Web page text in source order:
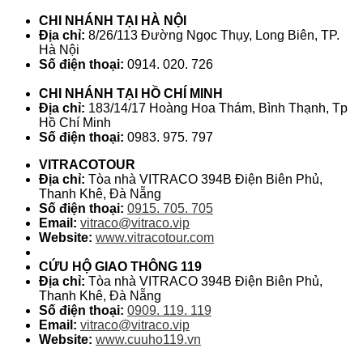
CHI NHÁNH TẠI HÀ NỘI
Địa chỉ: 8/26/113 Đường Ngọc Thụy, Long Biên, TP.
Hà Nội
Số điện thoại: 0914. 020. 726
CHI NHÁNH TẠI HỒ CHÍ MINH
Địa chỉ: 183/14/17 Hoàng Hoa Thám, Bình Thạnh, Tp
Hồ Chí Minh
Số điện thoại: 0983. 975. 797
VITRACOTOUR
Địa chỉ: Tòa nhà VITRACO 394B Điện Biên Phủ,
Thanh Khê, Đà Nẵng
Số điện thoại: 0915. 705. 705
Email: vitraco@vitraco.vip
Website: www.vitracotour.com
CỨU HỘ GIAO THÔNG 119
Địa chỉ: Tòa nhà VITRACO 394B Điện Biên Phủ,
Thanh Khê, Đà Nẵng
Số điện thoại: 0909. 119. 119
Email: vitraco@vitraco.vip
Website: www.cuuho119.vn